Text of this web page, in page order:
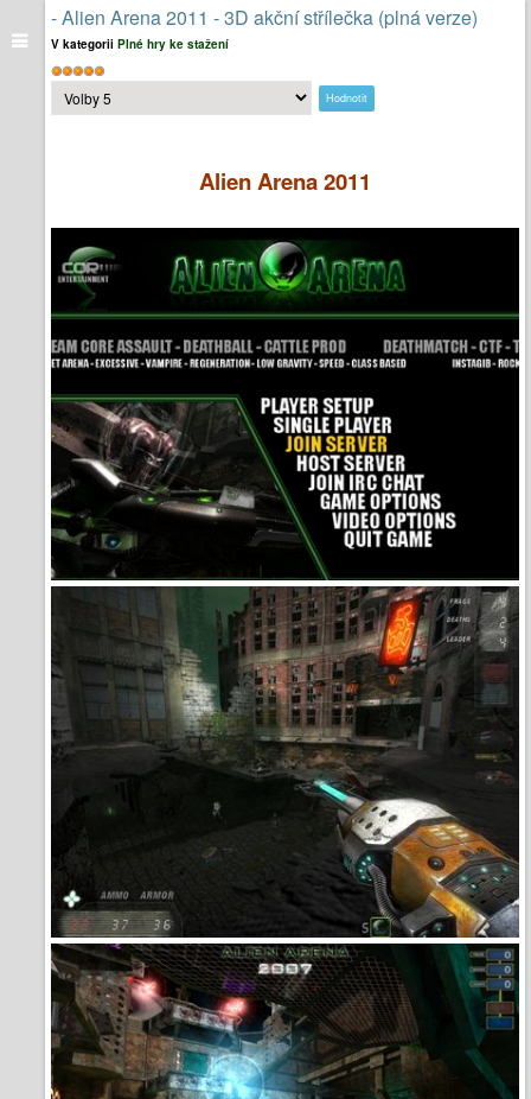
- Alien Arena 2011 - 3D akční střílečka (plná verze)
V kategorii Plné hry ke stažení
Hodnocení
uživatelů:
Hodnoťte
prosím
Alien Arena 2011